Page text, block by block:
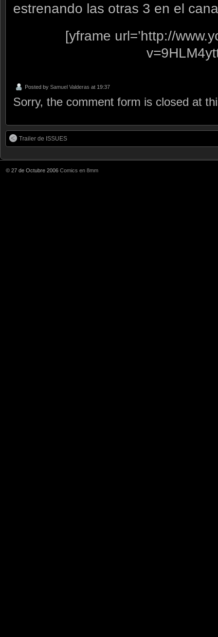
estrenando las otras 3 en el
[yframe url=’http://
Posted by Samuel Valderas at 19:37
Sorry, the comment form is closed at
Trailer de ISSUES
© 27 de Octubre 2006 Comics en 8mm